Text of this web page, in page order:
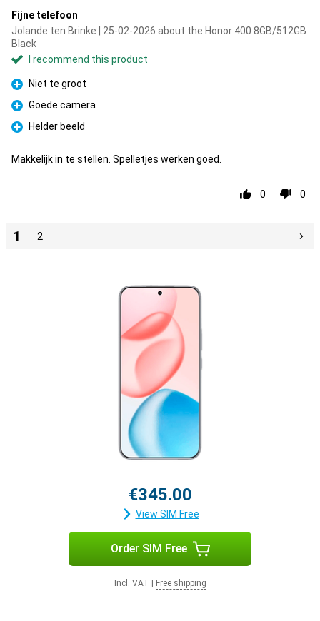
Fijne telefoon
Jolande ten Brinke | 25-02-2026 about the Honor 400 8GB/512GB
Black
I recommend this product
Pro
Niet te groot
Pro
Goede camera
Pro
Helder beeld
Makkelijk in te stellen. Spelletjes werken goed.
0 0
1 2
€345.00
View SIM Free
Order SIM Free
Incl. VAT Free shipping